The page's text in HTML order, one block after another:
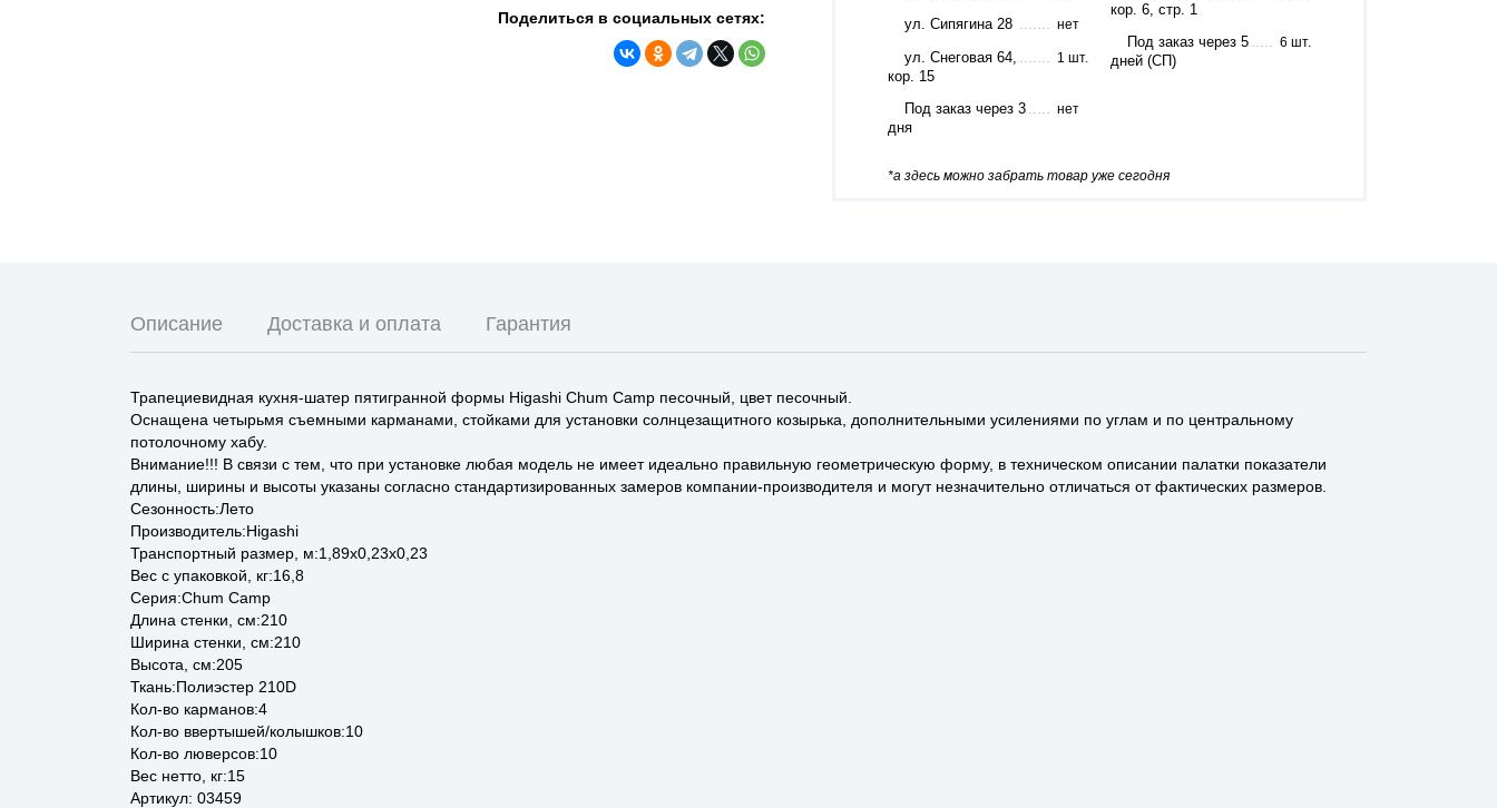
Поделиться в социальных сетях: ул. Сипягина 28 нет
ул. Снеговая 64,
кор. 15
1 шт.
Под заказ через 3
дня
нет
кор. 6, стр. 1
Под заказ через 5
дней (СП)
6 шт.
*а здесь можно забрать товар уже сегодня
Описание Доставка и оплата Гарантия
Трапециевидная кухня-шатер пятигранной формы Higashi Chum Camp песочный, цвет песочный.
Оснащена четырьмя съемными карманами, стойками для установки солнцезащитного козырька, дополнительными усилениями по углам и по центральному
потолочному хабу.
Внимание!!! В связи с тем, что при установке любая модель не имеет идеально правильную геометрическую форму, в техническом описании палатки показатели
длины, ширины и высоты указаны согласно стандартизированных замеров компании-производителя и могут незначительно отличаться от фактических размеров.
Сезонность:Лето
Производитель:Higashi
Транспортный размер, м:1,89x0,23x0,23
Вес с упаковкой, кг:16,8
Серия:Chum Camp
Длина стенки, см:210
Ширина стенки, см:210
Высота, см:205
Ткань:Полиэстер 210D
Кол-во карманов:4
Кол-во ввертышей/колышков:10
Кол-во люверсов:10
Вес нетто, кг:15
Артикул: 03459